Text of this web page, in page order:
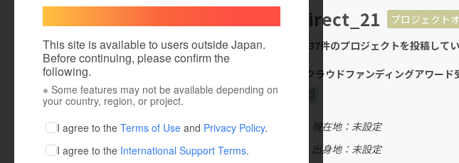
人気のプロジェクト 注目のリターン 注目の新着プロ
アート・写真
テクノロジー・ガジェット
ゲーム・サービス開発
映像・映画
書籍・雑誌出版
This site is available to users outside Japan.
Before continuing, please confirm the
following.
※ Some features may not be available depending on
your country, region, or project.
I agree to the Terms of Use and Privacy Policy.
I agree to the International Support Terms.
Primedirect_21
プロジェクト
これまでに37件のプロジェクトを投稿して
CAMPFIREクラウドファンディングアワード
2024.4 ノミネート
在住国：日本
現在地：未設定
出身国：日本
出身地：未設定